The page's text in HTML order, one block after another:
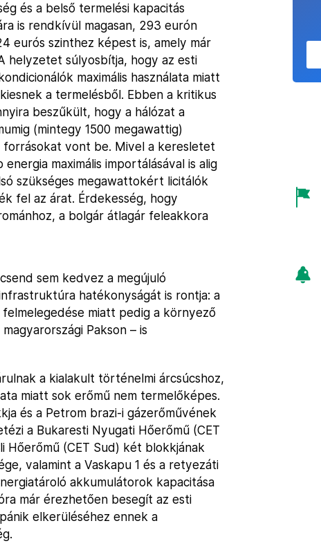
és a belső termelési kapacitás
is rendkívül magasan, 293 eurón
eurós szinthez képest is, amely már
helyzetet súlyosbítja, hogy az esti
maximális használata miatt
a termelésből. Ebben a kritikus
beszűkült, hogy a hálózat a
(mintegy 1500 megawattig)
forrásokat vont be. Mivel a keresletet
maximális importálásával is alig
szükséges megawattokért licitálók
fel az árat. Érdekesség, hogy
a bolgár átlagár feleakkora
sem kedvez a megújuló
hatékonyságát is rontja: a
miatt pedig a környező
Pakson – is
a kialakult történelmi árcsúcshoz,
miatt sok erőmű nem termelőképes.
és a Petrom brazi-i gázerőművének
a Bukaresti Nyugati Hőerőmű (CET
Hőerőmű (CET Sud) két blokkjának
valamint a Vaskapu 1 és a retyezáti
akkumulátorok kapacitása
már érezhetően besegít az esti
elkerüléséhez ennek a